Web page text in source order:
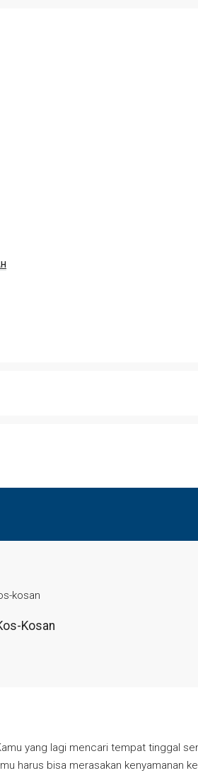
kosan
Kosan
yang lagi mencari tempat tinggal
harus bisa merasakan kenyamanan